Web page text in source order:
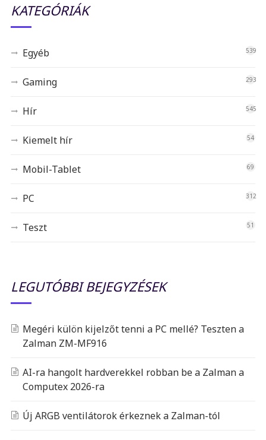
KATEGÓRIÁK
Egyéb 539
Gaming 293
Hír 545
Kiemelt hír 54
Mobil-Tablet 69
PC 312
Teszt 51
LEGUTÓBBI BEJEGYZÉSEK
Megéri külön kijelzőt tenni a PC mellé? Teszten a
Zalman ZM-MF916
AI-ra hangolt hardverekkel robban be a Zalman a
Computex 2026-ra
Új ARGB ventilátorok érkeznek a Zalman-tól